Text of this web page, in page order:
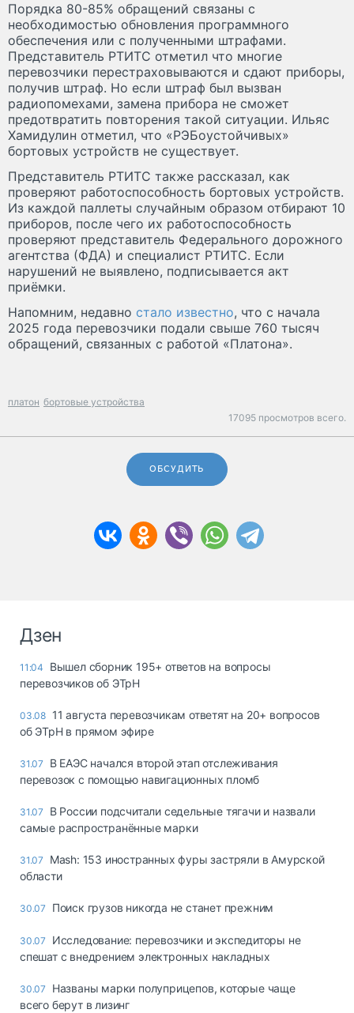
Порядка 80-85% обращений связаны с
необходимостью обновления программного
обеспечения или с полученными штрафами.
Представитель РТИТС отметил что многие
перевозчики перестраховываются и сдают приборы,
получив штраф. Но если штраф был вызван
радиопомехами, замена прибора не сможет
предотвратить повторения такой ситуации. Ильяс
Хамидулин отметил, что «РЭБоустойчивых»
бортовых устройств не существует.
Представитель РТИТС также рассказал, как
проверяют работоспособность бортовых устройств.
Из каждой паллеты случайным образом отбирают 10
приборов, после чего их работоспособность
проверяют представитель Федерального дорожного
агентства (ФДА) и специалист РТИТС. Если
нарушений не выявлено, подписывается акт
приёмки.
Напомним, недавно стало известно, что с начала
2025 года перевозчики подали свыше 760 тысяч
обращений, связанных с работой «Платона».
платон бортовые устройства
17095 просмотров всего.
ОБСУДИТЬ
Дзен
11:04
Вышел сборник 195+ ответов на вопросы
перевозчиков об ЭТрН
03.08 11 августа перевозчикам ответят на 20+ вопросов
об ЭТрН в прямом эфире
31.07
В ЕАЭС начался второй этап отслеживания
перевозок с помощью навигационных пломб
31.07
В России подсчитали седельные тягачи и назвали
самые распространённые марки
31.07
Mash: 153 иностранных фуры застряли в Амурской
области
30.07 Поиск грузов никогда не станет прежним
30.07
Исследование: перевозчики и экспедиторы не
спешат с внедрением электронных накладных
30.07
Названы марки полуприцепов, которые чаще
всего берут в лизинг